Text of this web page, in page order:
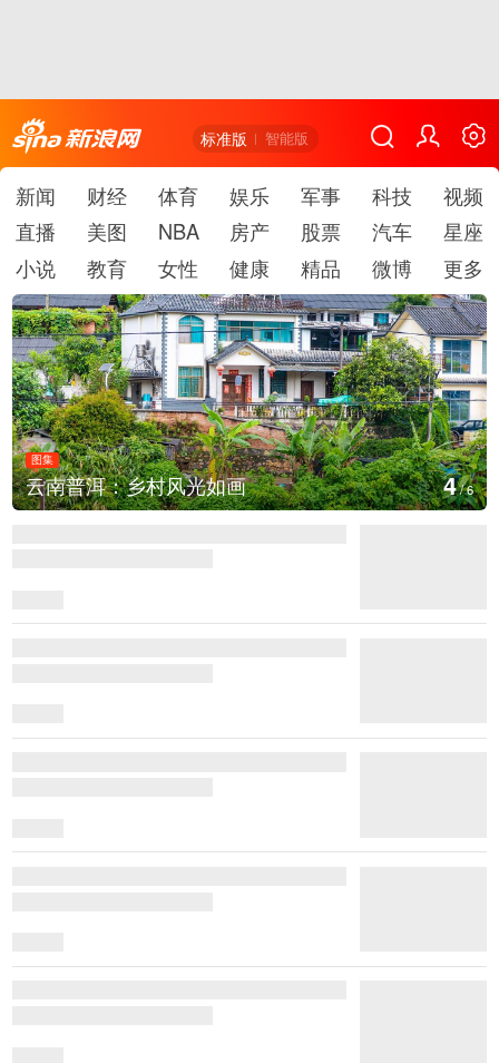
标准版 智能版
新闻 财经 体育 娱乐 军事 科技
视频
直播
美图 NBA 房产 股票 汽车
星座
小说
教育 女性 健康 精品 微博 更多
图集
安徽长丰：葡萄丰收采摘忙 5/6